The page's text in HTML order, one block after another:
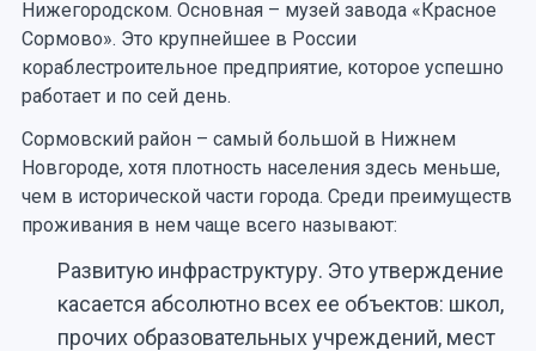
Нижегородском. Основная – музей завода «Красное
Сормово». Это крупнейшее в России
кораблестроительное предприятие, которое успешно
работает и по сей день.
Сормовский район – самый большой в Нижнем
Новгороде, хотя плотность населения здесь меньше,
чем в исторической части города. Среди преимуществ
проживания в нем чаще всего называют:
Развитую инфраструктуру. Это утверждение
касается абсолютно всех ее объектов: школ,
прочих образовательных учреждений, мест